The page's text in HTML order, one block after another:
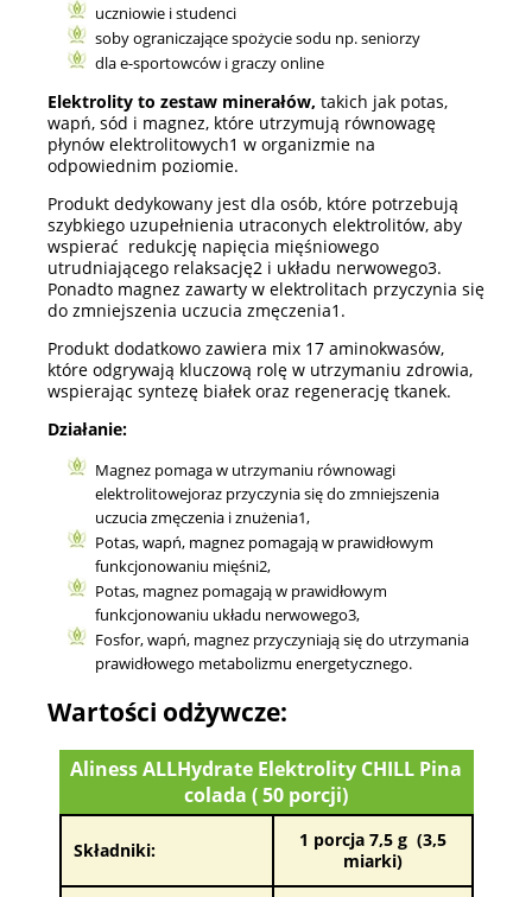
uczniowie i studenci
soby ograniczające spożycie sodu np. seniorzy
dla e-sportowców i graczy online
Elektrolity to zestaw minerałów, takich jak potas,
wapń, sód i magnez, które utrzymują równowagę
płynów elektrolitowych1 w organizmie na
odpowiednim poziomie.
Produkt dedykowany jest dla osób, które potrzebują
szybkiego uzupełnienia utraconych elektrolitów, aby
wspierać redukcję napięcia mięśniowego
utrudniającego relaksację2 i układu nerwowego3.
Ponadto magnez zawarty w elektrolitach przyczynia się
do zmniejszenia uczucia zmęczenia1.
Produkt dodatkowo zawiera mix 17 aminokwasów,
które odgrywają kluczową rolę w utrzymaniu zdrowia,
wspierając syntezę białek oraz regenerację tkanek.
Działanie:
Magnez pomaga w utrzymaniu równowagi
elektrolitowejoraz przyczynia się do zmniejszenia
uczucia zmęczenia i znużenia1,
Potas, wapń, magnez pomagają w prawidłowym
funkcjonowaniu mięśni2,
Potas, magnez pomagają w prawidłowym
funkcjonowaniu układu nerwowego3,
Fosfor, wapń, magnez przyczyniają się do utrzymania
prawidłowego metabolizmu energetycznego.
Wartości odżywcze:
Aliness ALLHydrate Elektrolity CHILL Pina
colada ( 50 porcji)
Składniki:
1 porcja 7,5 g (3,5
miarki)